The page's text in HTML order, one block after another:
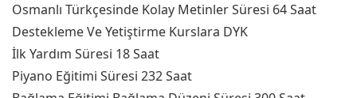
Osmanlı Türkçesinde Kolay Metinler Süresi 64 Saat
Destekleme Ve Yetiştirme Kurslara DYK
İlk Yardım Süresi 18 Saat
Piyano Eğitimi Süresi 232 Saat